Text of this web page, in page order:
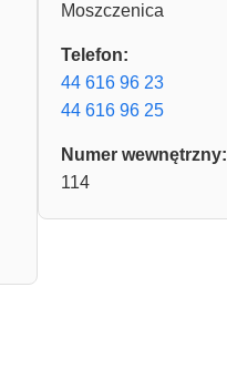
Moszczenica
Telefon:
44 616 96 23
44 616 96 25
Numer wewnętrzny:
114